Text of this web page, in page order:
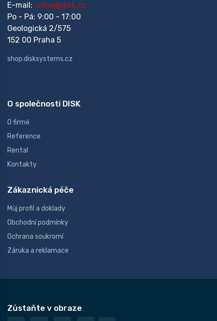
E-mail: video@disk.cz
Po - Pá: 9:00 - 17:00
Geologická 2/575
152 00 Praha 5
shop.disksystems.cz
O společnosti DISK
O firmě
Reference
Rental
Kontakty
Zákaznická péče
Můj profil a doklady
Obchodní podmínky
Ochrana soukromí
Záruka a reklamace
Zůstaňte v obraze